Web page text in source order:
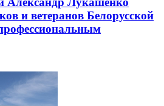
и ветеранов Белорусской